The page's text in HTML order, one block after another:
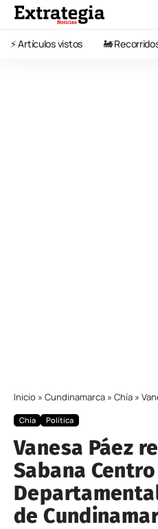
⚡️ Artículos vistos 🚂
Inicio » Cundinamarca » Chía » Vanesa
Chía Política
Vanesa Páez
Sabana
de